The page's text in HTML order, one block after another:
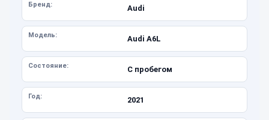
Бренд: Audi
Модель: Audi A6L
Состояние: С пробегом
Год: 2021